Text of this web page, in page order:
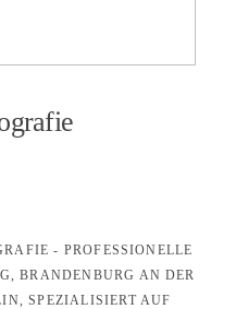
- PROFESSIONELLE
BRANDENBURG AN DER
SPEZIALISIERT AUF